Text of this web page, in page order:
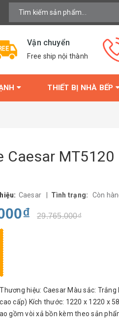
Vận chuyển
Free ship nội thành
THIẾT BỊ NHÀ BẾP
Caesar MT5120
Caesar Tình trạng: Còn
29.765.000₫
hiệu: Caesar Màu sắc:
cấp) Kích thước: 1220 x 1220 x
gồm vòi xả bồn kèm theo sản